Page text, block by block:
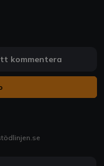
kommentera